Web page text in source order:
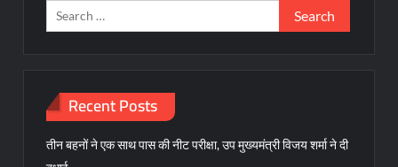
Search
for:
Recent Posts
तीन बहनों ने एक साथ पास की नीट परीक्षा, उप मुख्यमंत्री विजय शर्मा ने दी